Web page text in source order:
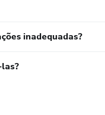
inadequadas?